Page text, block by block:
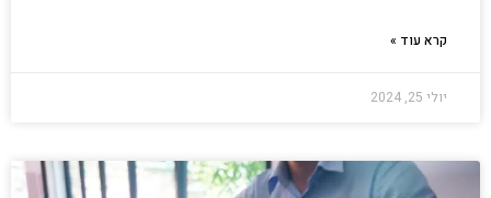
קרא עוד »
יולי 25, 2024